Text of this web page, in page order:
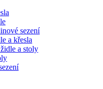
sezení
a křesla
a stoly